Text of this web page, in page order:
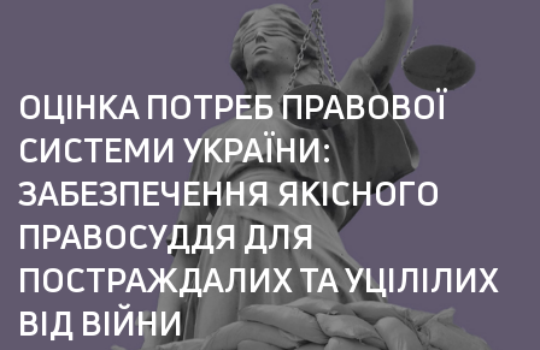
ОЦІНКА ПОТРЕБ ПРАВОВОЇ
СИСТЕМИ УКРАЇНИ:
ЗАБЕЗПЕЧЕННЯ ЯКІСНОГО
ПРАВОСУДДЯ ДЛЯ
ПОСТРАЖДАЛИХ ТА УЦІЛІЛИХ
ВІД ВІЙНИ